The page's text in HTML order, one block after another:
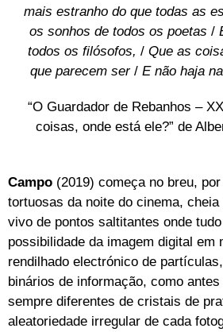
mais estranho do que todas as
os sonhos de todos os poetas /
todos os filósofos, / Que as
que parecem ser/ E não haja
“O Guardador de Rebanhos –
coisas, onde está ele?” de
Campo (2019) começa no breu,
tortuosas da noite do cinema,
vivo de pontos saltitantes onde
possibilidade da imagem digital em
rendilhado electrónico de
binários de informação, como
sempre diferentes de cristais de
aleatoriedade irregular de cada